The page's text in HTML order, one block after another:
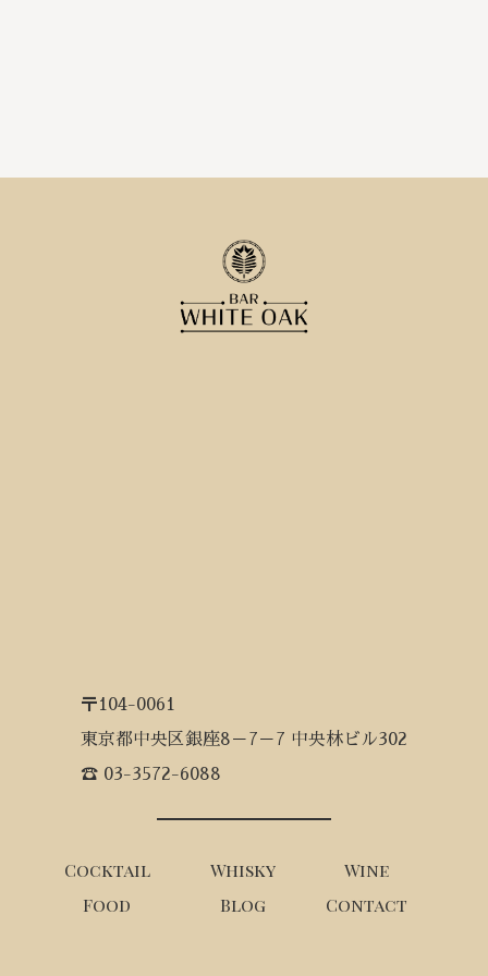
〒104-0061
東京都中央区銀座8－7－7 中央林ビル302
☎ 03-3572-6088
Cocktail Whisky
Wine
Food
Blog Contact